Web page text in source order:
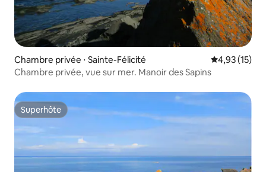
Chambre privée ⋅ Sainte-Félicité Évaluation
4,93 (15)
Chambre privée, vue sur mer. Manoir des Sapins
Superhôte
Superhôte